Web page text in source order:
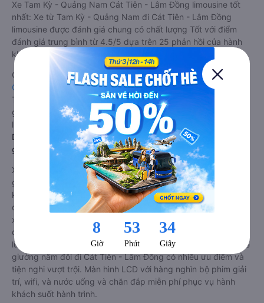
Xe Tam Kỳ - Quảng Nam Cát Tiên - Lâm Đồng limousine tốt
nhất: Xe từ Tam Kỳ - Quảng Nam đi Cát Tiên - Lâm Đồng
limousine được đánh giá chung có chất lượng Tốt với điểm
đánh giá trung bình từ 4.5/5 dựa trên 25 phản hồi của hành
khách Xe về Cát Tiên - Lâm Đồng từ Tam Kỳ - Quảng Nam.
Giá vé
xe limousine đi Cát Tiên - Lâm Đồng từ Tam Kỳ -
Quảng Nam
rẻ nhất là 800000VND của hãng xe Xuân Hải.
Tùy thuộc vào vị trí ngồi của bạn và chương trình khuyến mãi,
giá vé Xe Tam Kỳ - Quảng Nam đi Cát Tiên - Lâm Đồng
limousine này có thể sẽ rẻ hơn
Dòng xe đi Cát Tiên - Lâm Đồng từ Tam Kỳ - Quảng Nam
giường nằm đôi: Riêng tư, đầy đủ tiện nghi
Xe khách đi Cát Tiên - Lâm Đồng từ Tam Kỳ - Quảng Nam
giường nằm đôi là loại xe đặc biệt. Với mỗi giường được thiết
kế như một phòng ngủ khách sạn sang trọng, hiện đại. Đây là
dòng xe giường nằm cho cặp đôi đi Cát Tiên - Lâm Đồng mới
xuất hiện tại Việt Nam. Loại xe giường nằm đôi ra đời nhằm
đáp ứng yêu cầu ngày càng cao của khách hàng về chất
lượng dịch vụ vận tải. So với xe giường nằm thông thường, xe
giường nằm đôi đi Cát Tiên - Lâm Đồng có nhiều ưu điểm và
tiện nghi vượt trội. Màn hình LCD với hàng nghìn bộ phim giải
trí, wifi, và nước uống và chăn đắp miễn phí phục vụ hành
khách suốt hành trình.